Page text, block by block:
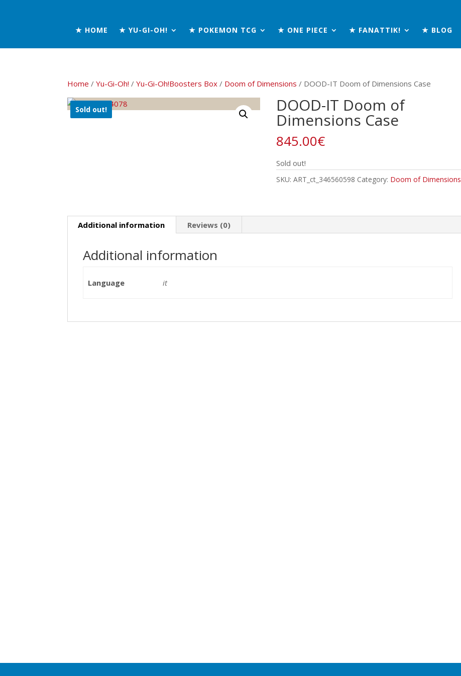
★ HOME ★ YU-GI-OH! ★ POKEMON TCG ★ ONE PIECE ★ FANATTIK! ★ BLOG
Home /Yu-Gi-Oh! /Yu-Gi-Oh!Boosters Box / Doom of Dimensions / DOOD-IT Doom of Dimensions Case
Sold out! DOOD-IT Doom of
Dimensions Case
845.00€
Sold out!
SKU: ART_ct_346560598 Category: Doom of Dimensions
Additional information Reviews (0)
Additional information
Language it